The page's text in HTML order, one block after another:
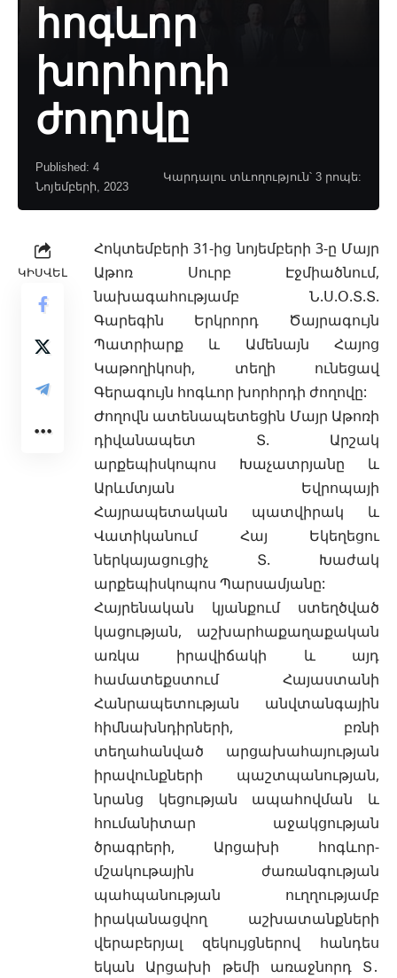
հոգևոր
խորհրդի
ժողովը
Published: 4
Նոյեմբերի, 2023
Կարդալու տևողություն՝ 3 րոպե:
ԿԻՍՎԵԼ
Հոկտեմբերի 31-ից նոյեմբերի 3-ը Մայր
Աթոռ Սուրբ Էջմիածնում,
նախագահությամբ Ն.Ս.Օ.Տ.Տ.
Գարեգին Երկրորդ Ծայրագույն
Պատրիարք և Ամենայն Հայոց
Կաթողիկոսի, տեղի ունեցավ
Գերագույն հոգևոր խորհրդի ժողովը:
Ժողովն ատենապետեցին Մայր Աթոռի
դիվանապետ Տ. Արշակ
արքեպիսկոպոս Խաչատրյանը և
Արևմտյան Եվրոպայի
Հայրապետական պատվիրակ և
Վատիկանում Հայ Եկեղեցու
ներկայացուցիչ Տ. Խաժակ
արքեպիսկոպոս Պարսամյանը:
Հայրենական կյանքում ստեղծված
կացության, աշխարհաքաղաքական
առկա իրավիճակի և այդ
համատեքստում Հայաստանի
Հանրապետության անվտանգային
հիմնախնդիրների, բռնի
տեղահանված արցախահայության
իրավունքների պաշտպանության,
նրանց կեցության ապահովման և
հումանիտար աջակցության
ծրագրերի, Արցախի հոգևոր-
մշակութային ժառանգության
պահպանության ուղղությամբ
իրականացվող աշխատանքների
վերաբերյալ զեկույցներով հանդես
եկան Արցախի թեմի առաջնորդ Տ․